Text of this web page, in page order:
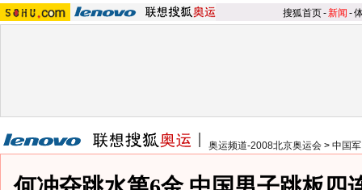
搜狐首页-新闻 -
奥运频道-2008北京奥运会 > 中国